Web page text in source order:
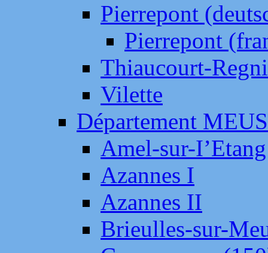
Pierrepont
Pierrepont
Thiaucourt-
Vilette
Département
Amel-sur-
Azannes I
Azannes II
Brieulles-sur-